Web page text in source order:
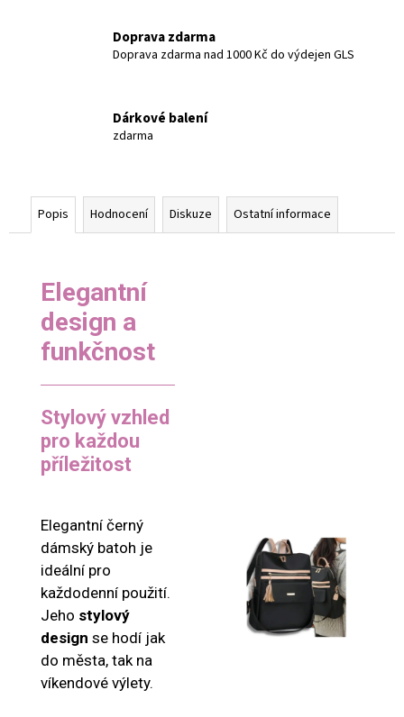
Doprava zdarma
Doprava zdarma nad 1000 Kč do výdejen GLS
Dárkové balení
zdarma
Popis Hodnocení Diskuze Ostatní informace
Elegantní
design a
funkčnost
Stylový vzhled
pro každou
příležitost
Elegantní černý
dámský batoh je
ideální pro
každodenní použití.
Jeho stylový
design se hodí jak
do města, tak na
víkendové výlety.